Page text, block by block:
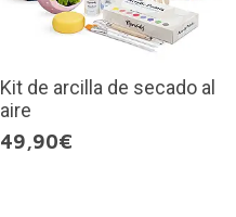
Kit de arcilla de secado al
aire
49,90€